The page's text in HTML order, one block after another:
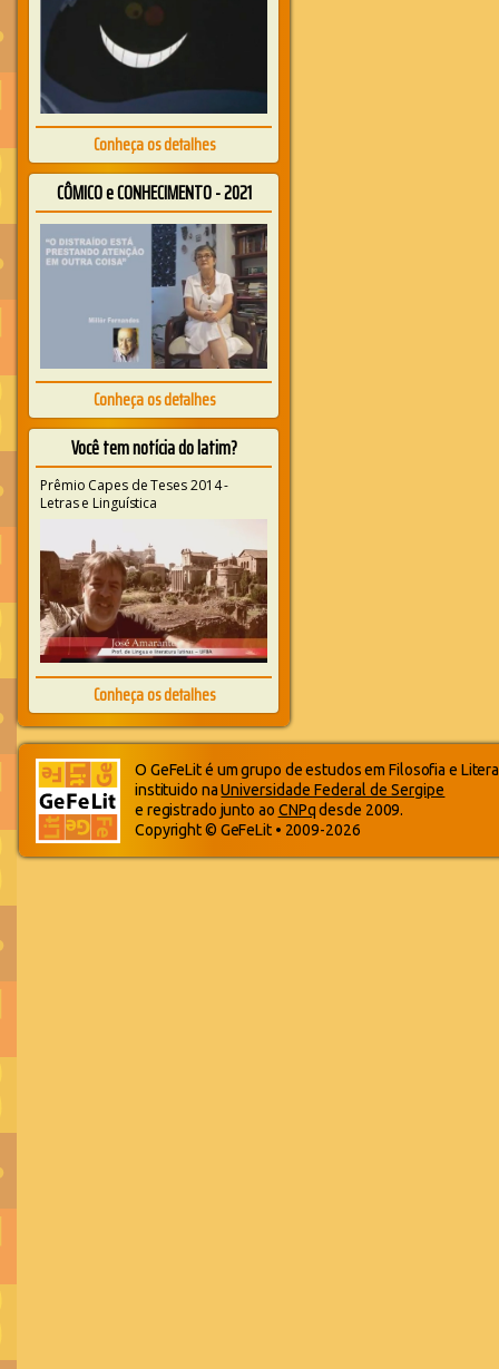
Conheça os detalhes
CÔMICO e CONHECIMENTO - 2021
Conheça os detalhes
Você tem notícia do latim?
Prêmio Capes de Teses 2014 -
Letras e Linguística
Conheça os detalhes
O GeFeLit é um grupo de estudos em Filosofia e
instituido naUniversidade Federal de Sergipe
e registrado junto ao CNPqdesde 2009.
Copyright © GeFeLit • 2009-2026